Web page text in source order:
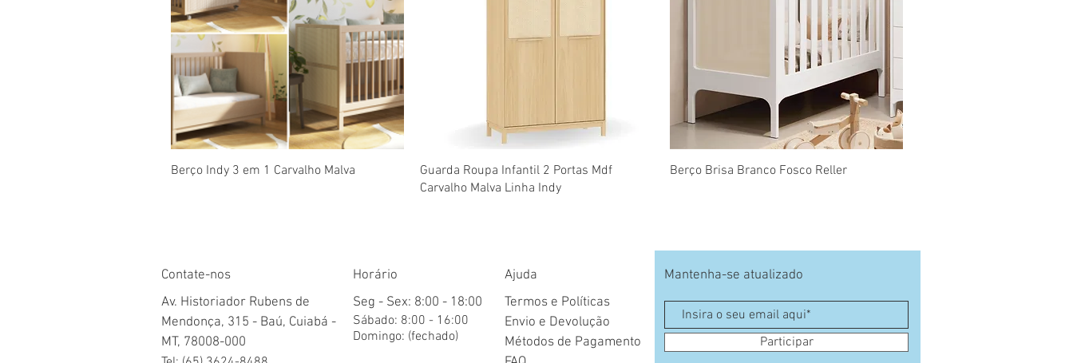
Visualização rápida
Berço Indy 3 em 1 Carvalho Malva Visualização rápida
Guarda Roupa Infantil 2 Portas Mdf
Carvalho Malva Linha Indy
Visualização rápida
Berço Brisa Branco Fosco Reller
Contate-nos
Av. Historiador Rubens de
Mendonça, 315 - Baú, Cuiabá -
MT, 78008-000
Horário
Seg - Sex: 8:00 - 18:00
​​Sábado: 8:00 - 16:00
​Domingo: (fechado)
Ajuda
Termos e Políticas
Envio e Devolução
Métodos de Pagamento
Mantenha-se atualizado
Participar